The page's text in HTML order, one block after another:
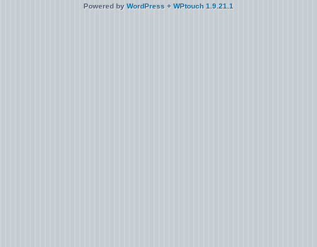
Powered by WordPress + WPtouch 1.9.21.1